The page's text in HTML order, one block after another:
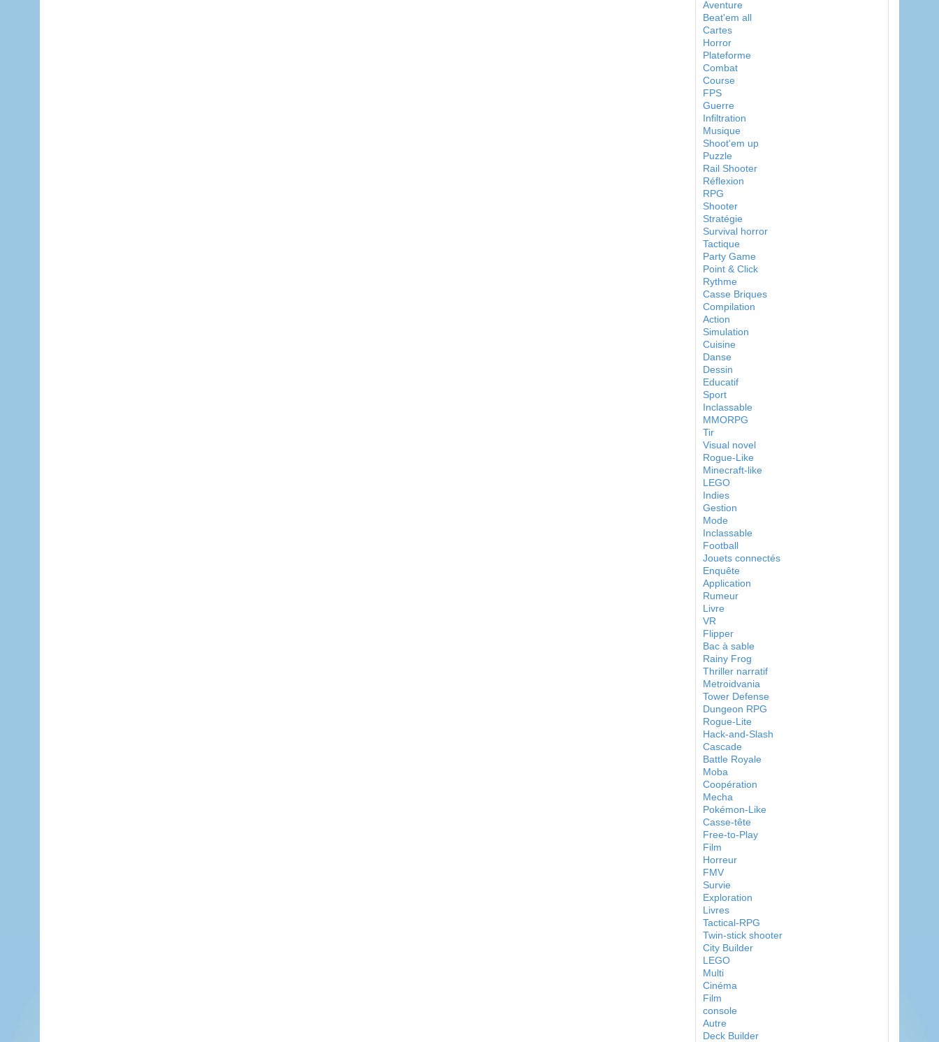
Aventure
Beat'em all
Cartes
Horror
Plateforme
Combat
Course
FPS
Guerre
Infiltration
Musique
Shoot'em up
Puzzle
Rail Shooter
Réflexion
RPG
Shooter
Stratégie
Survival horror
Tactique
Party Game
Point & Click
Rythme
Casse Briques
Compilation
Action
Simulation
Cuisine
Danse
Dessin
Educatif
Sport
Inclassable
MMORPG
Tir
Visual novel
Rogue-Like
Minecraft-like
LEGO
Indies
Gestion
Mode
Inclassable
Football
Jouets connectés
Enquête
Application
Rumeur
Livre
VR
Flipper
Bac à sable
Rainy Frog
Thriller narratif
Metroidvania
Tower Defense
Dungeon RPG
Rogue-Lite
Hack-and-Slash
Cascade
Battle Royale
Moba
Coopération
Mecha
Pokémon-Like
Casse-tête
Free-to-Play
Film
Horreur
FMV
Survie
Exploration
Livres
Tactical-RPG
Twin-stick shooter
City Builder
LEGO
Multi
Cinéma
Film
console
Autre
Deck Builder